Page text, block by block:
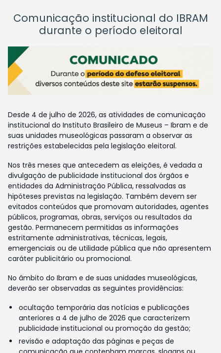
Comunicação institucional do IBRAM
durante o período eleitoral
Desde 4 de julho de 2026, as atividades de comunicação
institucional do Instituto Brasileiro de Museus – Ibram e de
suas unidades museológicas passaram a observar as
restrições estabelecidas pela legislação eleitoral.
Nos três meses que antecedem as eleições, é vedada a
divulgação de publicidade institucional dos órgãos e
entidades da Administração Pública, ressalvadas as
hipóteses previstas na legislação. Também devem ser
evitados conteúdos que promovam autoridades, agentes
públicos, programas, obras, serviços ou resultados da
gestão. Permanecem permitidas as informações
estritamente administrativas, técnicas, legais,
emergenciais ou de utilidade pública que não apresentem
caráter publicitário ou promocional.
No âmbito do Ibram e de suas unidades museológicas,
deverão ser observadas as seguintes providências:
ocultação temporária das notícias e publicações
anteriores a 4 de julho de 2026 que caracterizem
publicidade institucional ou promoção da gestão;
revisão e adaptação das páginas e peças de